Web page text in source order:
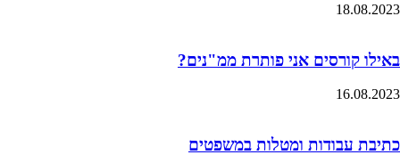
18.08.2023
באילו קורסים אני פותרת ממ"נים?
16.08.2023
כתיבת עבודות ומטלות במשפטים